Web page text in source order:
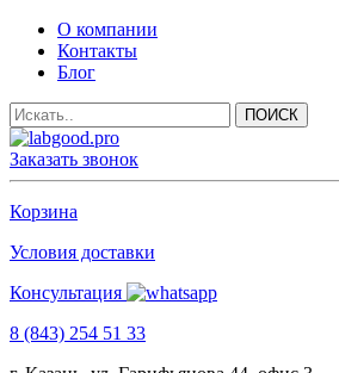
О компании
Контакты
Блог
Заказать звонок
Корзина
Условия доставки
Консультация
8 (843) 254 51 33